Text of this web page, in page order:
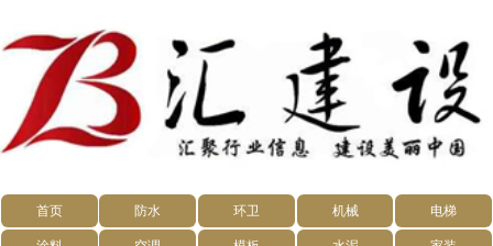
首页 防水 环卫 机械 电梯